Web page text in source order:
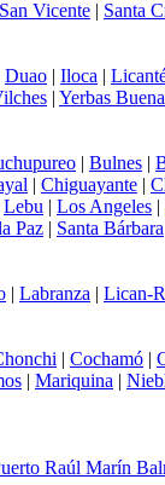
San Vicente | Santa
Duao | Iloca |
| Yerbas
| Bulnes |
| Chiguayante |
Lebu | Los Angeles |
Paz | Santa Bárbara
| Labranza | Lican-
| Cochamó |
| Mariquina |
Raúl Marín